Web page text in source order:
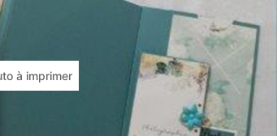
à imprimer